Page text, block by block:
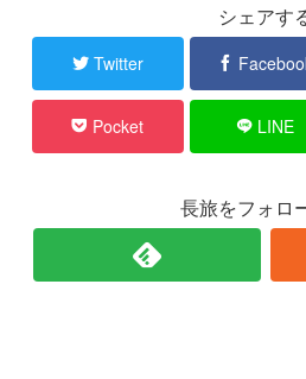
シェアす
Twitter
Pocket LINE
長旅をフォロ